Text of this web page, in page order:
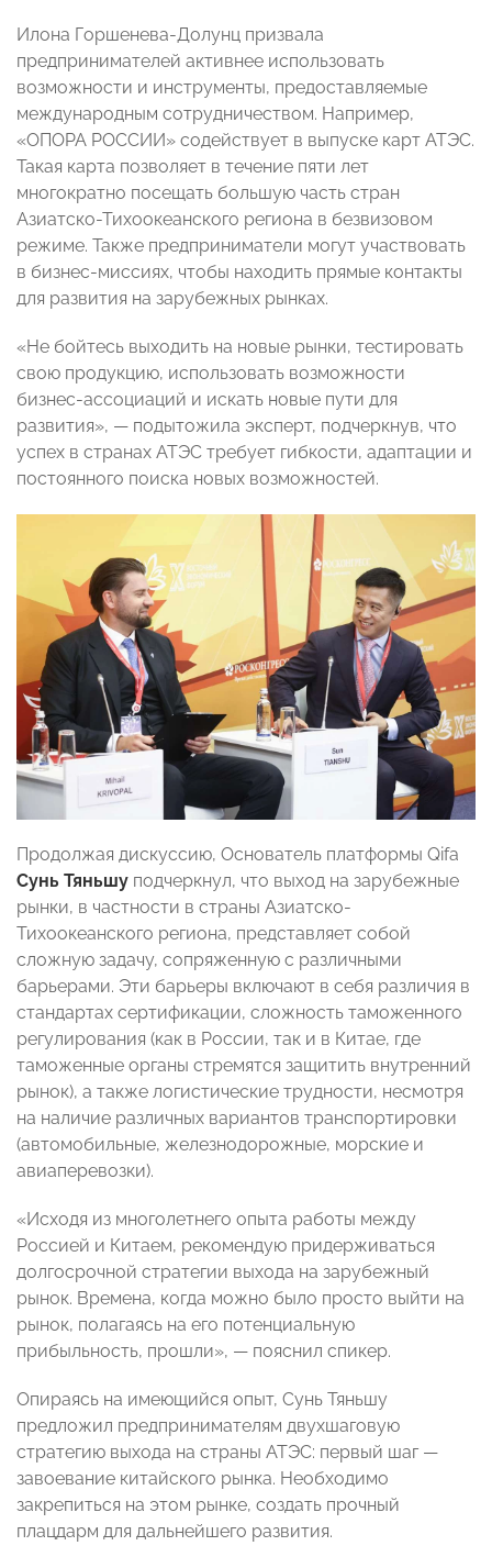
Илона Горшенева-Долунц призвала
предпринимателей активнее использовать
возможности и инструменты, предоставляемые
международным сотрудничеством. Например,
«ОПОРА РОССИИ» содействует в выпуске карт АТЭС.
Такая карта позволяет в течение пяти лет
многократно посещать большую часть стран
Азиатско-Тихоокеанского региона в безвизовом
режиме. Также предприниматели могут участвовать
в бизнес-миссиях, чтобы находить прямые контакты
для развития на зарубежных рынках.
«Не бойтесь выходить на новые рынки, тестировать
свою продукцию, использовать возможности
бизнес-ассоциаций и искать новые пути для
развития», — подытожила эксперт, подчеркнув, что
успех в странах АТЭС требует гибкости, адаптации и
постоянного поиска новых возможностей.
Продолжая дискуссию, Основатель платформы Qifa
Сунь Тяньшу подчеркнул, что выход на зарубежные
рынки, в частности в страны Азиатско-
Тихоокеанского региона, представляет собой
сложную задачу, сопряженную с различными
барьерами. Эти барьеры включают в себя различия в
стандартах сертификации, сложность таможенного
регулирования (как в России, так и в Китае, где
таможенные органы стремятся защитить внутренний
рынок), а также логистические трудности, несмотря
на наличие различных вариантов транспортировки
(автомобильные, железнодорожные, морские и
авиаперевозки).
«Исходя из многолетнего опыта работы между
Россией и Китаем, рекомендую придерживаться
долгосрочной стратегии выхода на зарубежный
рынок. Времена, когда можно было просто выйти на
рынок, полагаясь на его потенциальную
прибыльность, прошли», — пояснил спикер.
Опираясь на имеющийся опыт, Сунь Тяньшу
предложил предпринимателям двухшаговую
стратегию выхода на страны АТЭС: первый шаг —
завоевание китайского рынка. Необходимо
закрепиться на этом рынке, создать прочный
плацдарм для дальнейшего развития.